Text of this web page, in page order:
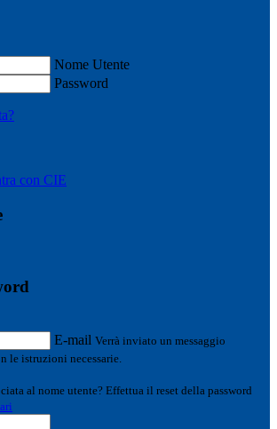
Nome Utente
Password
con CIE
E-mail Verrà inviato un messaggio
le istruzioni necessarie.
al nome utente? Effettua il reset della password